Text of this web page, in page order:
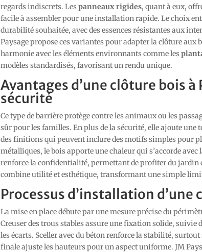
regards indiscrets. Lespanneaux rigides, quant à eux,
facile à assembler pour une installation rapide. Le choix
durabilité souhaitée, avec des essences résistantes aux
Paysage propose ces variantes pour adapter la clôture aux
harmonie avec les éléments environnants comme les
modèles standardisés, favorisant un rendu unique.
Avantages d’une clôture bois
sécurité
Ce type de barrière protège contre les animaux ou les
sûr pour les familles. En plus de la sécurité, elle ajoute
des finitions qui peuvent inclure des motifs simples pour
métalliques, le bois apporte une chaleur qui s’accorde
renforce la confidentialité, permettant de profiter du jardin
combine utilité et esthétique, transformant une simple
Processus d’installation d’une
La mise en place débute par une mesure précise du
Creuser des trous stables assure une fixation solide, suivie
les écarts. Sceller avec du béton renforce la stabilité,
finale ajuste les hauteurs pour un aspect uniforme. JM